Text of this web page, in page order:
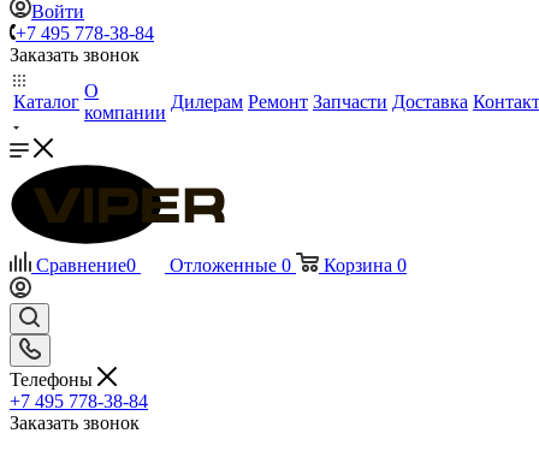
Войти
+7 495 778-38-84
Заказать звонок
Каталог
О
компании
Дилерам Ремонт Запчасти Доставка
Сравнение0 Отложенные 0 Корзина 0
Телефоны
+7 495 778-38-84
Заказать звонок